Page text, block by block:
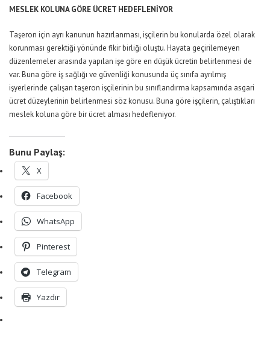
MESLEK KOLUNA GÖRE ÜCRET HEDEFLENİYOR
Taşeron için ayrı kanunun hazırlanması, işçilerin bu konularda özel olarak
korunması gerektiği yönünde fikir birliği oluştu. Hayata geçirilemeyen
düzenlemeler arasında yapılan işe göre en düşük ücretin belirlenmesi de
var. Buna göre iş sağlığı ve güvenliği konusunda üç sınıfa ayrılmış
işyerlerinde çalışan taşeron işçilerinin bu sınıflandırma kapsamında asgari
ücret düzeylerinin belirlenmesi söz konusu. Buna göre işçilerin, çalıştıkları
meslek koluna göre bir ücret alması hedefleniyor.
Bunu Paylaş:
X
Facebook
WhatsApp
Pinterest
Telegram
Yazdır